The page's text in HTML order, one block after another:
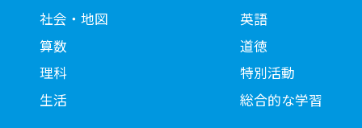
社会・地図
算数
理科
生活
英語
道徳
特別活動
総合的な学習